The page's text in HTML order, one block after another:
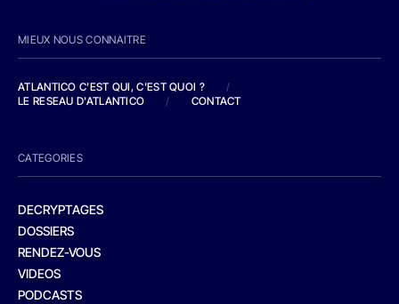
MIEUX NOUS CONNAITRE
ATLANTICO C'EST QUI, C'EST QUOI ?
/
LE RESEAU D'ATLANTICO
/ CONTACT
CATEGORIES
DECRYPTAGES
DOSSIERS
RENDEZ-VOUS
VIDEOS
PODCASTS